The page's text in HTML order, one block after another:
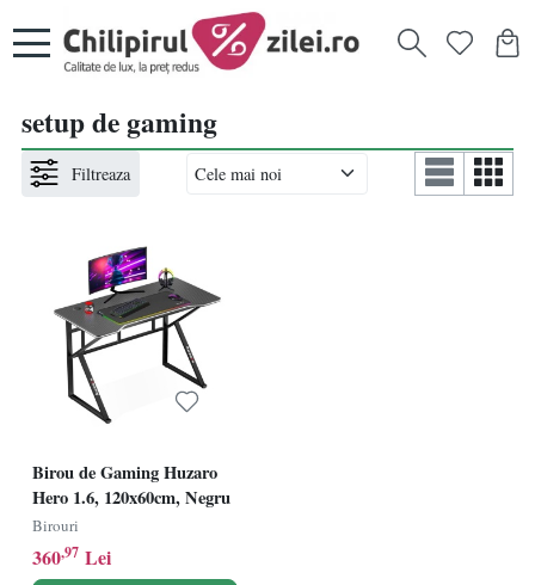
setup de gaming
Filtreaza
Birou de Gaming Huzaro
Hero 1.6, 120x60cm, Negru
Birouri
360,97 Lei